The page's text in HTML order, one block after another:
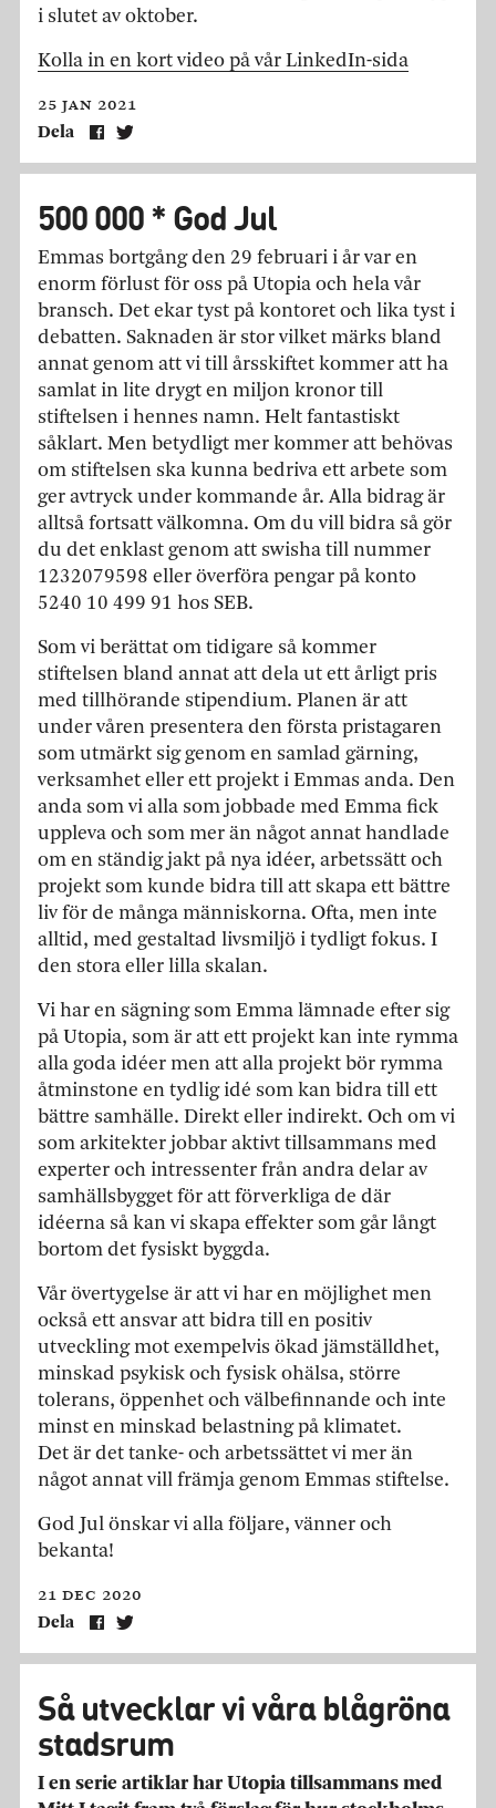
i slutet av oktober.
Kolla in en kort video på vår LinkedIn-sida
25 jan 2021
Dela
500 000 * God Jul
Emmas bortgång den 29 februari i år var en
enorm förlust för oss på Utopia och hela vår
bransch. Det ekar tyst på kontoret och lika tyst i
debatten. Saknaden är stor vilket märks bland
annat genom att vi till årsskiftet kommer att ha
samlat in lite drygt en miljon kronor till
stiftelsen i hennes namn. Helt fantastiskt
såklart. Men betydligt mer kommer att behövas
om stiftelsen ska kunna bedriva ett arbete som
ger avtryck under kommande år. Alla bidrag är
alltså fortsatt välkomna. Om du vill bidra så gör
du det enklast genom att swisha till nummer
1232079598 eller överföra pengar på konto
5240 10 499 91 hos SEB.
Som vi berättat om tidigare så kommer
stiftelsen bland annat att dela ut ett årligt pris
med tillhörande stipendium. Planen är att
under våren presentera den första pristagaren
som utmärkt sig genom en samlad gärning,
verksamhet eller ett projekt i Emmas anda. Den
anda som vi alla som jobbade med Emma fick
uppleva och som mer än något annat handlade
om en ständig jakt på nya idéer, arbetssätt och
projekt som kunde bidra till att skapa ett bättre
liv för de många människorna. Ofta, men inte
alltid, med gestaltad livsmiljö i tydligt fokus. I
den stora eller lilla skalan.
Vi har en sägning som Emma lämnade efter sig
på Utopia, som är att ett projekt kan inte rymma
alla goda idéer men att alla projekt bör rymma
åtminstone en tydlig idé som kan bidra till ett
bättre samhälle. Direkt eller indirekt. Och om vi
som arkitekter jobbar aktivt tillsammans med
experter och intressenter från andra delar av
samhällsbygget för att förverkliga de där
idéerna så kan vi skapa effekter som går långt
bortom det fysiskt byggda.
Vår övertygelse är att vi har en möjlighet men
också ett ansvar att bidra till en positiv
utveckling mot exempelvis ökad jämställdhet,
minskad psykisk och fysisk ohälsa, större
tolerans, öppenhet och välbefinnande och inte
minst en minskad belastning på klimatet.
Det är det tanke- och arbetssättet vi mer än
något annat vill främja genom Emmas stiftelse.
God Jul önskar vi alla följare, vänner och
bekanta!
21 dec 2020
Dela
Så utvecklar vi våra blågröna
stadsrum
I en serie artiklar har Utopia tillsammans med